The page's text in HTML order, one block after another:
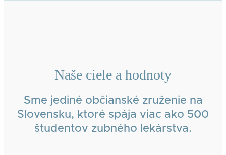
Naše ciele a hodnoty
Sme jediné občianské zruženie na
Slovensku, ktoré spája viac ako 500
študentov zubného lekárstva.